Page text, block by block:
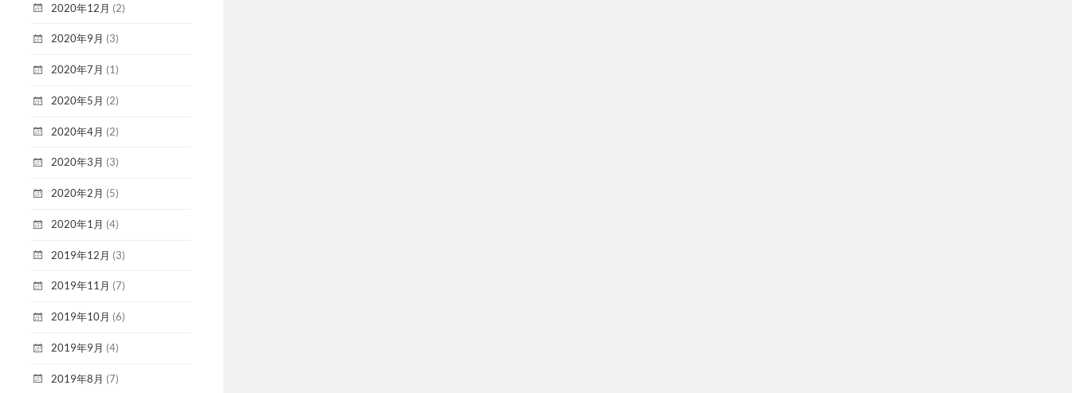
2020年12月 (2)
2020年9月 (3)
2020年7月 (1)
2020年5月 (2)
2020年4月 (2)
2020年3月 (3)
2020年2月 (5)
2020年1月 (4)
2019年12月 (3)
2019年11月 (7)
2019年10月 (6)
2019年9月 (4)
2019年8月 (7)